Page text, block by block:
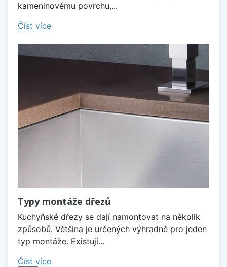
kameninovému povrchu,...
Číst více
Typy montáže dřezů
Kuchyňské dřezy se dají namontovat na několik
způsobů. Většina je určených výhradně pro jeden
typ montáže. Existují...
Číst více